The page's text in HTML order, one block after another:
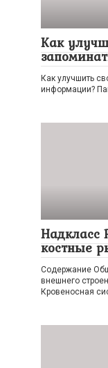
Как
Как улучшить
информации?
костные
Содержание
внешнего
Кровеносная